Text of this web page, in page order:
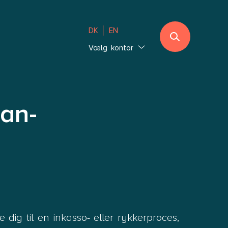
DK
EN
Vælg kontor
Lolland-Falster
til en inkasso- eller rykkerproces,